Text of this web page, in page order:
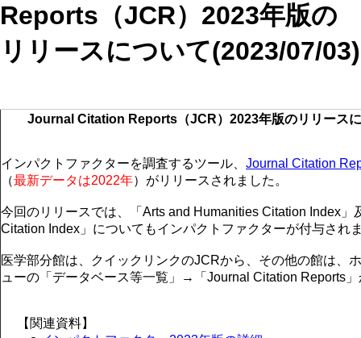
Reports（JCR）2023年版の
リリースについて(2023/07/03)
Journal Citation Reports（JCR）2023年版のリリース
インパクトファクターを調査するツール、 Journal Citation
（最新データは2022年）がリリースされました。
今回のリリースでは、「Arts and Humanities Citation Index」
Citation Index」についてもインパクトファクターが付与され
医学部分館は、クイックリンクのJCRから、その他の館は、
ューの「データベース等一覧」→「Journal Citation Reports
【関連資料】